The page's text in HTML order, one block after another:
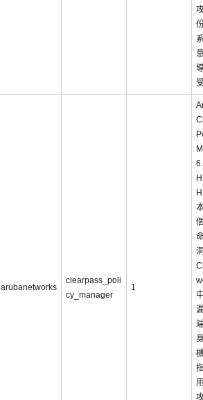
arubanetworks
clearpass_poli
cy_manager
1